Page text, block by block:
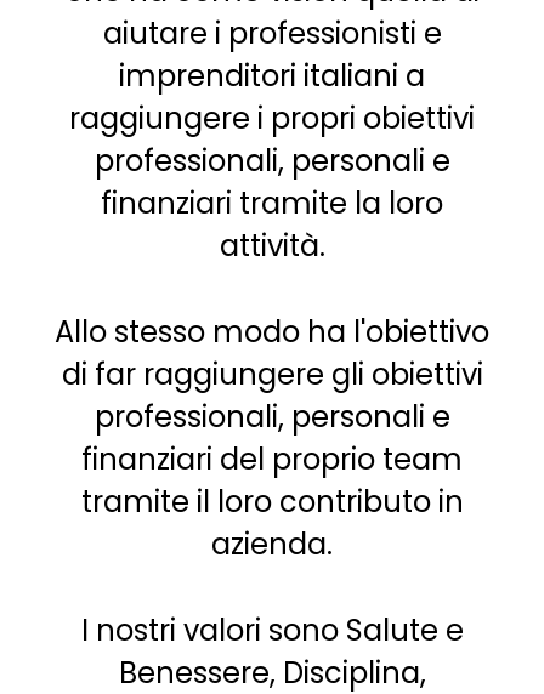
aiutare i professionisti e
imprenditori italiani a
raggiungere i propri obiettivi
professionali, personali e
finanziari tramite la loro
attività.
Allo stesso modo ha l'obiettivo
di far raggiungere gli obiettivi
professionali, personali e
finanziari del proprio team
tramite il loro contributo in
azienda.
I nostri valori sono Salute e
Benessere, Disciplina,